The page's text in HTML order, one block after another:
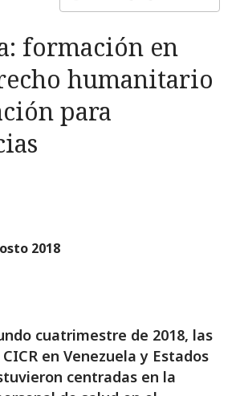
formación en
humanitario
para
2018
cuatrimestre de 2018, las
en Venezuela y Estados
centradas en la